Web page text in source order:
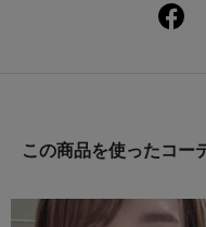
この商品を使ったコー